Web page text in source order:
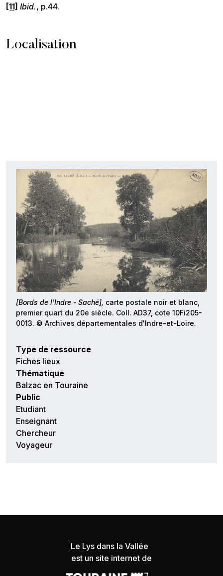
[11] Ibid., p.44.
Localisation
[Bords de l'Indre - Saché], carte postale noir et blanc,
premier quart du 20e siècle. Coll. AD37, cote 10Fi205-
0013. © Archives départementales d'Indre-et-Loire.
Type de ressource
Fiches lieux
Thématique
Balzac en Touraine
Public
Etudiant
Enseignant
Chercheur
Voyageur
Le Lys dans la Vallée
est un site internet de